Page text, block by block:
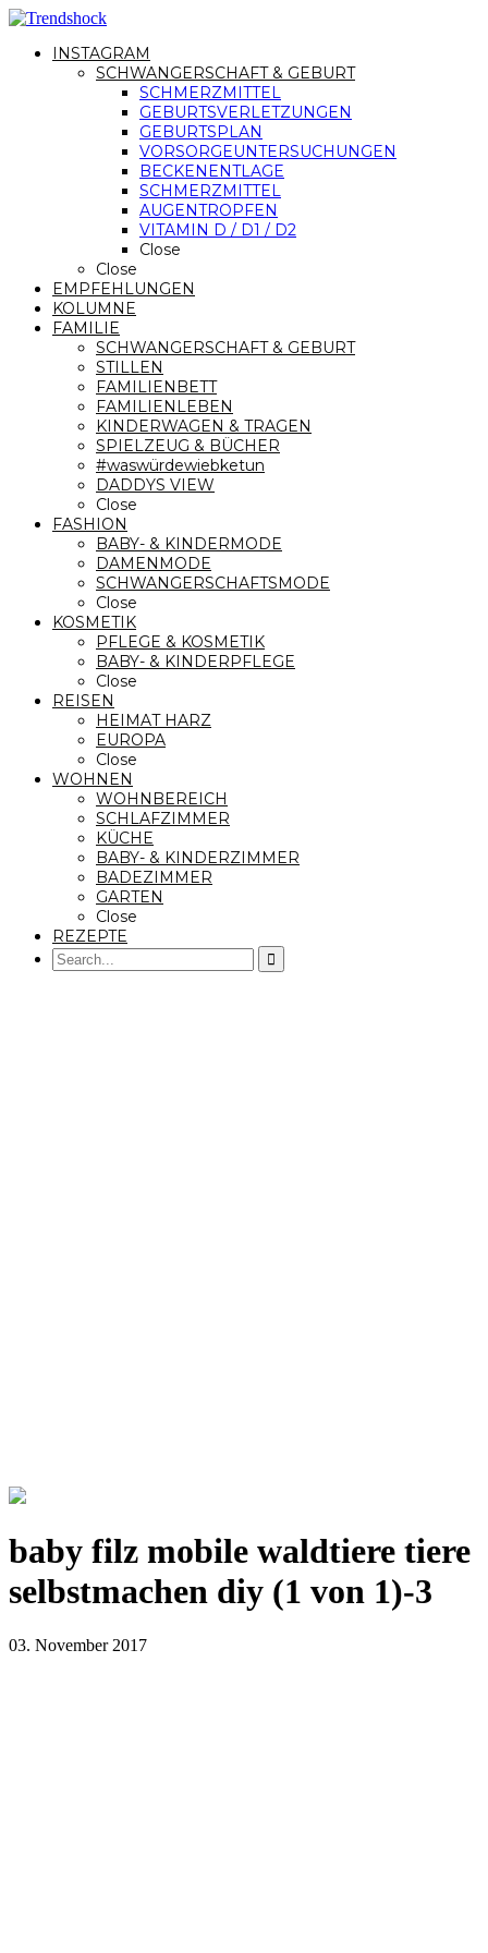
INSTAGRAM
SCHWANGERSCHAFT & GEBURT
SCHMERZMITTEL
GEBURTSVERLETZUNGEN
GEBURTSPLAN
VORSORGEUNTERSUCHUNGEN
BECKENENTLAGE
SCHMERZMITTEL
AUGENTROPFEN
VITAMIN D / D1 / D2
Close
Close
EMPFEHLUNGEN
KOLUMNE
FAMILIE
SCHWANGERSCHAFT & GEBURT
STILLEN
FAMILIENBETT
FAMILIENLEBEN
KINDERWAGEN & TRAGEN
SPIELZEUG & BÜCHER
#waswürdewiebketun
DADDYS VIEW
Close
FASHION
BABY- & KINDERMODE
DAMENMODE
SCHWANGERSCHAFTSMODE
Close
KOSMETIK
PFLEGE & KOSMETIK
BABY- & KINDERPFLEGE
Close
REISEN
HEIMAT HARZ
EUROPA
Close
WOHNEN
WOHNBEREICH
SCHLAFZIMMER
KÜCHE
BABY- & KINDERZIMMER
BADEZIMMER
GARTEN
Close
REZEPTE
baby filz mobile waldtiere tiere
selbstmachen diy (1 von 1)-3
03. November 2017